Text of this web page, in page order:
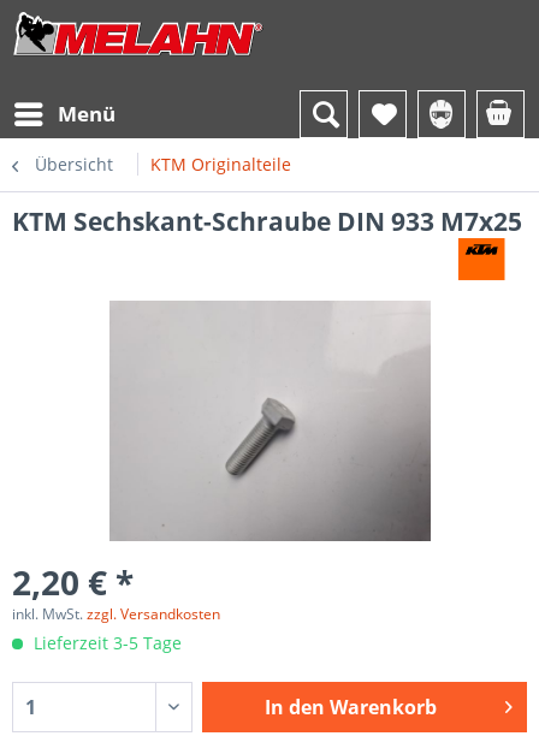
Menü
Übersicht KTM Originalteile
KTM Sechskant-Schraube DIN 933 M7x25
2,20 € *
inkl. MwSt.zzgl. Versandkosten
Lieferzeit 3-5 Tage
In den Warenkorb